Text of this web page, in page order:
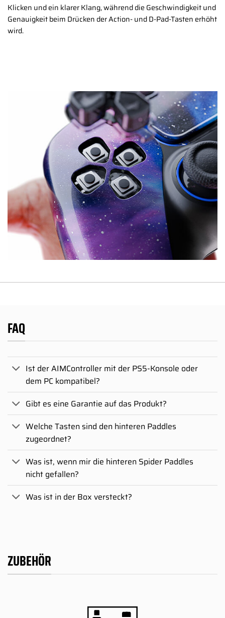
Klicken und ein klarer Klang, während die Geschwindigkeit und
Genauigkeit beim Drücken der Action- und D-Pad-Tasten erhöht
wird.
FAQ
Ist der AIMController mit der PS5-Konsole oder
dem PC kompatibel?
Gibt es eine Garantie auf das Produkt?
Welche Tasten sind den hinteren Paddles
zugeordnet?
Was ist, wenn mir die hinteren Spider Paddles
nicht gefallen?
Was ist in der Box versteckt?
ZUBEHÖR